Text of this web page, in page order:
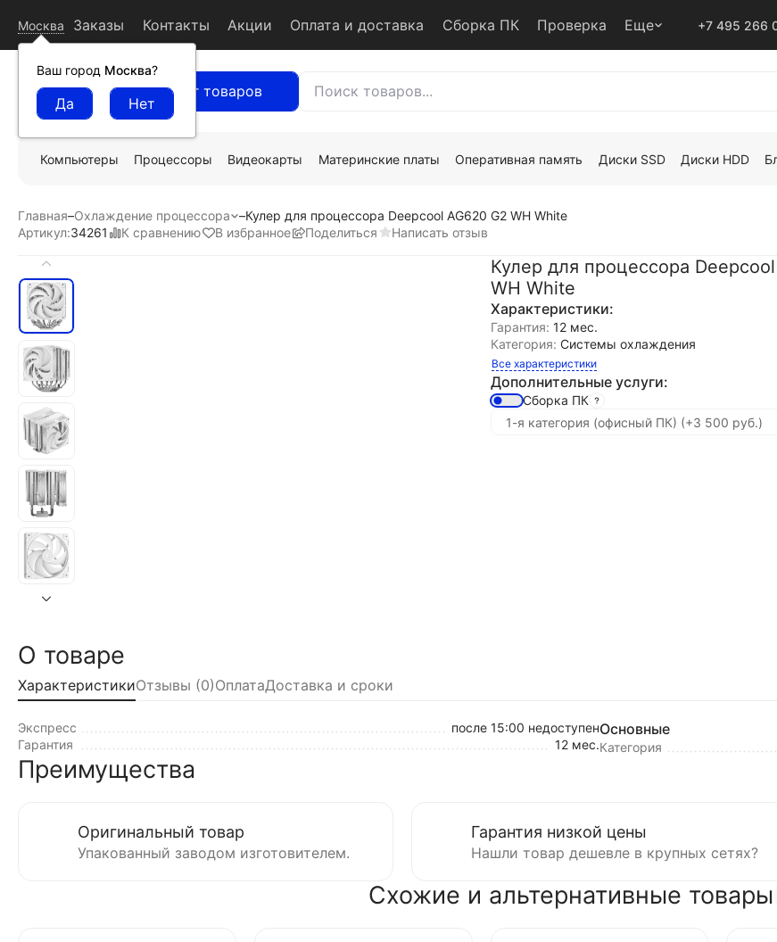
Москва
Ваш город Москва?
Заказы Контакты Акции Оплата и доставка Сборка ПК Проверка Еще +7 495 266
Каталог товаров
Компьютеры Процессоры Видеокарты Материнские платы Оперативная память Диски SSD Диски HDD
Главная–Охлаждение процессора –Кулер для процессора Deepcool AG620 G2 WH White
Артикул:34261 К сравнению В избранное Поделиться Написать отзыв
Кулер для процессора
WH White
Характеристики:
Гарантия: 12 мес.
Категория: Системы охлаждения
Все характеристики
Дополнительные услуги:
Сборка ПК
О товаре
ХарактеристикиОтзывы (0)ОплатаДоставка и сроки
Экспресс
после 15:00 недоступен
Гарантия
12 мес.
Основные
Категория
Преимущества
Оригинальный товар
Упакованный заводом изготовителем.
Гарантия низкой цены
Нашли товар дешевле в крупных сетях?
Схожие и альтернативные товары